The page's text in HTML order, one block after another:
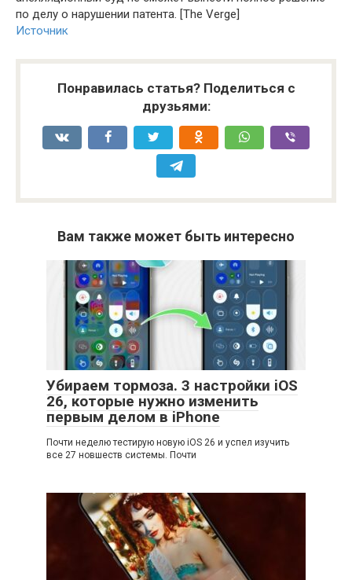
по делу о нарушении патента. [The Verge]
Источник
Понравилась статья? Поделиться с
друзьями:
Вам также может быть интересно
Убираем тормоза. 3 настройки iOS
26, которые нужно изменить
первым делом в iPhone
Почти неделю тестирую новую iOS 26 и успел изучить
все 27 новшеств системы. Почти